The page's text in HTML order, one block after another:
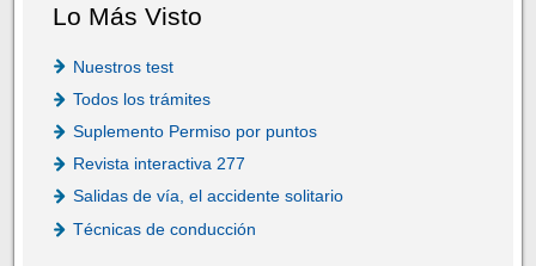
Lo Más Visto
Nuestros test
Todos los trámites
Suplemento Permiso por puntos
Revista interactiva 277
Salidas de vía, el accidente solitario
Técnicas de conducción